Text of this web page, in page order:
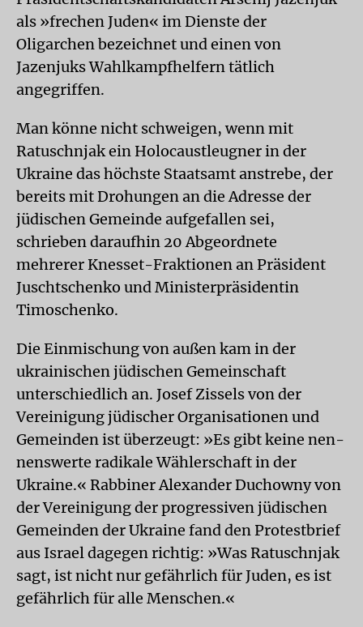
als »frechen Juden« im Dienste der
Oligarchen bezeichnet und einen von
Jazenjuks Wahlkampfhelfern tätlich
angegriffen.
Man könne nicht schweigen, wenn mit
Ratuschnjak ein Holocaustleugner in der
Ukraine das höchste Staatsamt anstrebe, der
bereits mit Drohungen an die Adresse der
jüdischen Gemeinde aufgefallen sei,
schrieben daraufhin 20 Abgeordnete
mehrerer Knesset-Fraktionen an Präsident
Juschtschenko und Ministerpräsidentin
Timoschenko.
Die Einmischung von außen kam in der
ukrainischen jüdischen Gemeinschaft
unterschiedlich an. Josef Zissels von der
Vereinigung jüdischer Organisationen und
Gemeinden ist überzeugt: »Es gibt keine nen-
nenswerte radikale Wählerschaft in der
Ukraine.« Rabbiner Alexander Duchowny von
der Vereinigung der progressiven jüdischen
Gemeinden der Ukraine fand den Protestbrief
aus Israel dagegen richtig: »Was Ratuschnjak
sagt, ist nicht nur gefährlich für Juden, es ist
gefährlich für alle Menschen.«